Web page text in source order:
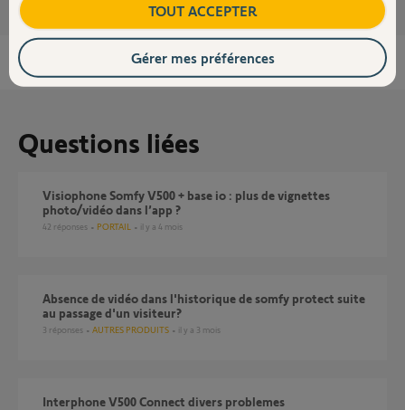
Questions liées
Visiophone Somfy V500 + base io : plus de vignettes
photo/vidéo dans l’app ?
42 réponses PORTAIL il y a 4 mois
Absence de vidéo dans l'historique de somfy protect suite
au passage d'un visiteur?
3 réponses AUTRES PRODUITS il y a 3 mois
Interphone V500 Connect divers problemes
TOUT ACCEPTER
Gérer mes préférences